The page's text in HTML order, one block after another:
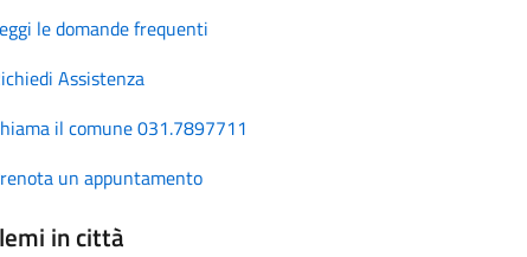
le domande frequenti
Assistenza
il comune 031.7897711
un appuntamento
in città